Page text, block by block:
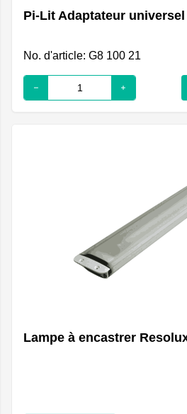
Pi-Lit Adaptateur universel
No. d'article: G8 100 21
Lampe à encastrer